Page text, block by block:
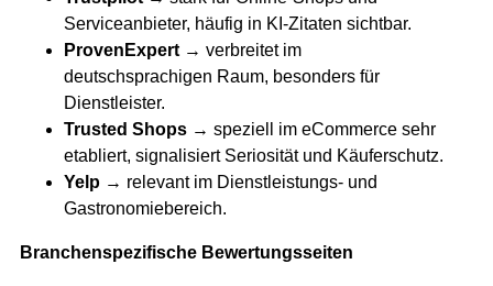
Serviceanbieter, häufig in KI-Zitaten sichtbar.
ProvenExpert→ verbreitet im
deutschsprachigen Raum, besonders für
Dienstleister.
Trusted Shops→ speziell im eCommerce sehr
etabliert, signalisiert Seriosität und Käuferschutz.
Yelp→ relevant im Dienstleistungs- und
Gastronomiebereich.
Branchenspezifische Bewertungsseiten